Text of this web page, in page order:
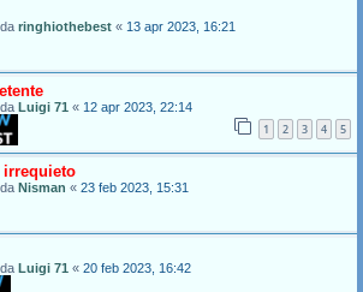
ringhiothebest « 13 apr 2023, 16:21
Luigi 71 « 12 apr 2023, 22:14
1 2 3 4 5
irrequieto
Nisman « 23 feb 2023, 15:31
Luigi 71 « 20 feb 2023, 16:42